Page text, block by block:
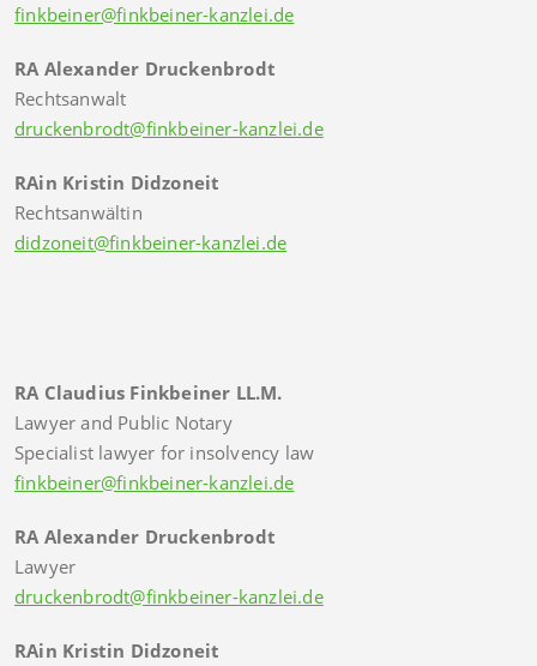
finkbeiner@finkbeiner-kanzlei.de
RA Alexander Druckenbrodt
Rechtsanwalt
druckenbrodt@finkbeiner-kanzlei.de
RAin Kristin Didzoneit
Rechtsanwältin
didzoneit@finkbeiner-kanzlei.de
RA Claudius Finkbeiner LL.M.
Lawyer and Public Notary
Specialist lawyer for insolvency law
finkbeiner@finkbeiner-kanzlei.de
RA Alexander Druckenbrodt
Lawyer
druckenbrodt@finkbeiner-kanzlei.de
RAin Kristin Didzoneit